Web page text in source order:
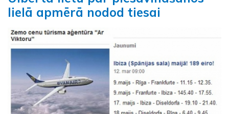
lielā apmērā nodod tiesai